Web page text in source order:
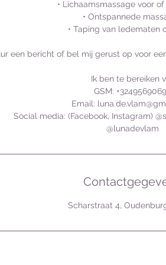
• Lichaamsmassage voor
• Ontspannede
• Taping van ledematen
een bericht of bel mij gerust op voor
Ik ben te bereiken
GSM:
Email:
Social media: (Facebook, Instagram)
Scharstraat 4,